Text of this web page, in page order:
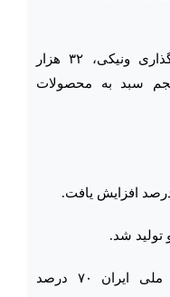
-بهای تمام شده پرتفوی سرمایه‌گذاری ونیکی، ۳۲ هزار
حجم سبد به محصولات
تولید شد.
-معاملات کارگزاری سرمایه‌گذاری ملی ایران ۷۰ درصد